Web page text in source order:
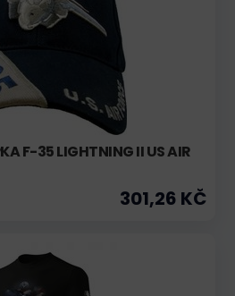
F-35 LIGHTNING II US AIR
301,26 KČ